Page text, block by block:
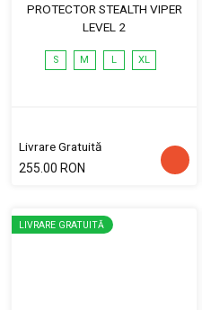
PROTECTOR STEALTH VIPER
LEVEL 2
S M L XL
Livrare Gratuită
255.00 RON
LIVRARE GRATUITĂ